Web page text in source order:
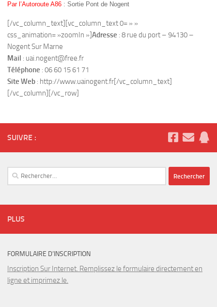
Par l’Autoroute A86 : Sortie Pont de Nogent
[/vc_column_text][vc_column_text 0= » »
css_animation= »zoomIn »]Adresse : 8 rue du port – 94130 –
Nogent Sur Marne
Mail : uai.nogent@free.fr
Téléphone : 06 60 15 61 71
Site Web : http://www.uainogent.fr[/vc_column_text]
[/vc_column][/vc_row]
SUIVRE :
Rechercher :
PLUS
FORMULAIRE D’INSCRIPTION
Inscription Sur Internet. Remplissez le formulaire directement en
ligne et imprimez le.